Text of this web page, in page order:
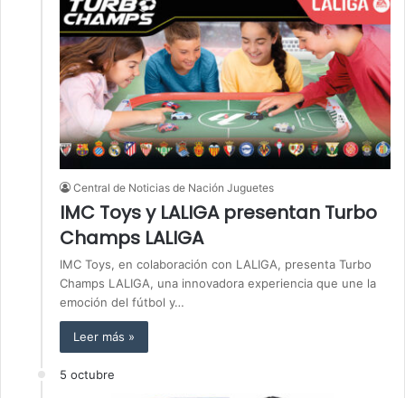
Central de Noticias de Nación Juguetes
IMC Toys y LALIGA presentan Turbo
Champs LALIGA
IMC Toys, en colaboración con LALIGA, presenta Turbo
Champs LALIGA, una innovadora experiencia que une la
emoción del fútbol y…
Leer más »
5 octubre